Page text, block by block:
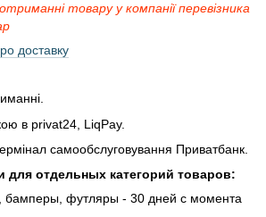
товару у компанії перевізника
доставку
в privat24, LiqPay.
самообслуговування Приватбанк.
для отдельных категорий товаров:
бамперы, футляры - 30 дней с момента